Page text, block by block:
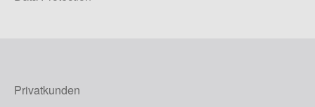
Privatkunden